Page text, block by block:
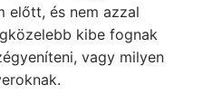
előtt, és nem azzal
kibe fognak
vagy milyen